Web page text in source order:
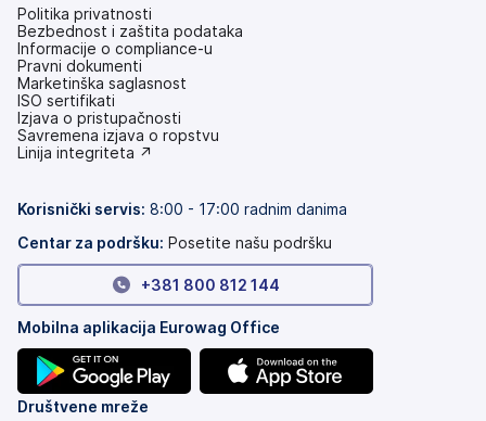
Politika privatnosti
Bezbednost i zaštita podataka
Informacije o compliance-u
Pravni dokumenti
Marketinška saglasnost
ISO sertifikati
Izjava o pristupačnosti
(otvara
se
kartice)
Savremena izjava o ropstvu
(otvara
nove
Linija integriteta ↗
Korisnički servis: 8:00 - 17:00 radnim danima
Centar za podršku: Posetite našu podršku
+381 800 812 144
Mobilna aplikacija Eurowag Office
(otvara
Društvene mreže